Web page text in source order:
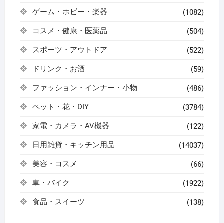
ゲーム・ホビー・楽器 (1082)
コスメ・健康・医薬品 (504)
スポーツ・アウトドア (522)
ドリンク・お酒 (59)
ファッション・インナー・小物 (486)
ペット・花・DIY (3784)
家電・カメラ・AV機器 (122)
日用雑貨・キッチン用品 (14037)
美容・コスメ (66)
車・バイク (1922)
食品・スイーツ (138)